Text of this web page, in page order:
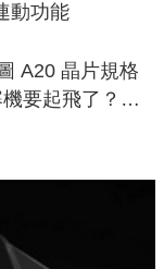
動功能
A20 晶片規格
要起飛了？專